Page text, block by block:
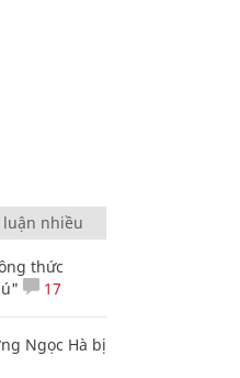
luận nhiều
thức
17
Ngọc Hà bị